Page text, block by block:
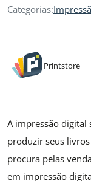
Categorias:
Printstore
A impressão digital
produzir seus
procura pelas
em impressão